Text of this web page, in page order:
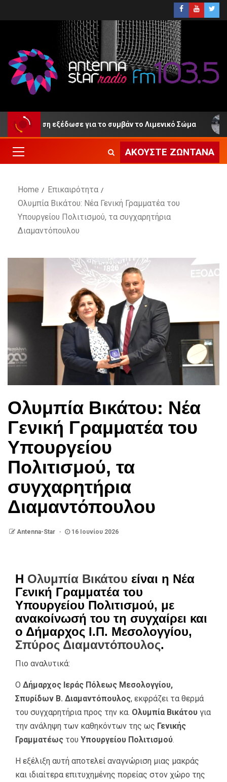
εξέδωσε για το συμβάν το Λιμενικό Σώμα
ΑΚΟΎΣΤΕ ΖΩΝΤΑΝΆ
Home
Επικαιρότητα
Ολυμπία Βικάτου: Νέα Γενική Γραμματέα του
Υπουργείου Πολιτισμού, τα συγχαρητήρια
Διαμαντόπουλου
Ολυμπία Βικάτου: Νέα
Γενική Γραμματέα του
Υπουργείου
Πολιτισμού, τα
συγχαρητήρια
Διαμαντόπουλου
Antenna-Star 16 Ιουνίου 2026
Η Ολυμπία Βικάτου είναι η Νέα
Γενική Γραμματέα του
Υπουργείου Πολιτισμού, με
ανακοίνωσή του τη συγχαίρει και
ο Δήμαρχος Ι.Π. Μεσολογγίου,
Σπύρος Διαμαντόπουλος.
Πιο αναλυτικά:
Ο Δήμαρχος Ιεράς Πόλεως Μεσολογγίου,
Σπυρίδων Β. Διαμαντόπουλος, εκφράζει τα θερμά
του συγχαρητήρια προς την κα. Ολυμπία Βικάτου για
την ανάληψη των καθηκόντων της ως Γενικής
Γραμματέως του Υπουργείου Πολιτισμού.
Η εξέλιξη αυτή αποτελεί αναγνώριση μιας μακράς
και ιδιαίτερα επιτυχημένης πορείας στον χώρο της